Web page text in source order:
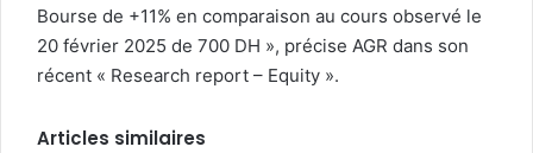
Bourse de +11% en comparaison au cours observé le
20 février 2025 de 700 DH », précise AGR dans son
récent « Research report – Equity ».
Articles similaires